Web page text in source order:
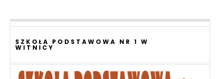
SZKOŁA PODSTAWOWA NR 1 W
WITNICY